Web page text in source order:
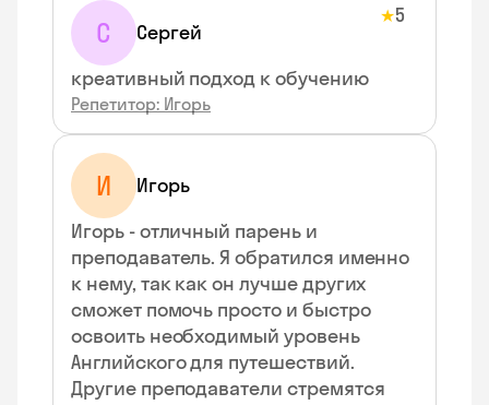
С Сергей
★5
креативный подход к обучению
Репетитор: Игорь
И
Игорь
Игорь - отличный парень и
преподаватель. Я обратился именно
к нему, так как он лучше других
сможет помочь просто и быстро
освоить необходимый уровень
Английского для путешествий.
Другие преподаватели стремятся